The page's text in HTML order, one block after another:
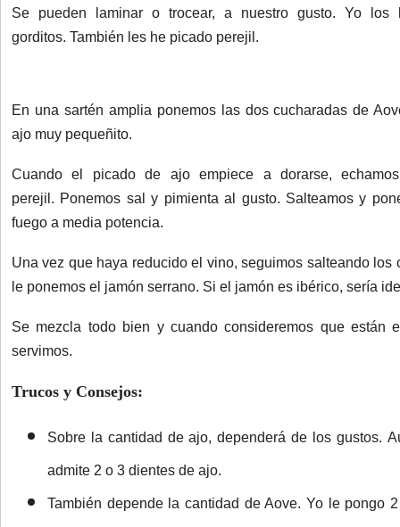
Se pueden laminar o trocear, a nuestro gusto. Yo los
gorditos. También les he picado perejil.
En una sartén amplia ponemos las dos cucharadas de
ajo muy pequeñito.
Cuando el picado de ajo empiece a dorarse,
perejil. Ponemos sal y pimienta al gusto. Salteamos y
fuego a media potencia.
Una vez que haya reducido el vino, seguimos salteando los
le ponemos el jamón serrano. Si el jamón es ibérico, sería
Se mezcla todo bien y cuando consideremos que están
servimos.
Trucos y Consejos:
Sobre la cantidad de ajo,dependerá de los gustos.
admite 2 o 3 dientes de ajo.
También depende la cantidad de Aove. Yo le pongo